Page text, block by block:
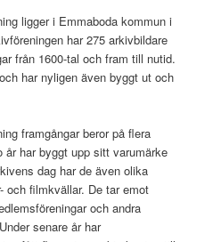
ligger i Emmaboda kommun i
har 275 arkivbildare
från 1600-tal och fram till nutid.
har nyligen även byggt ut och
framgångar beror på flera
har byggt upp sitt varumärke
dag har de även olika
och filmkvällar. De tar emot
och andra
senare år har